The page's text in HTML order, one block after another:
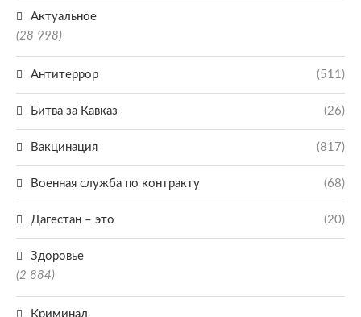
Актуальное
(28 998)
Антитеррор (511)
Битва за Кавказ (26)
Вакцинация (817)
Военная служба по контракту (68)
Дагестан – это (20)
Здоровье
(2 884)
Криминал